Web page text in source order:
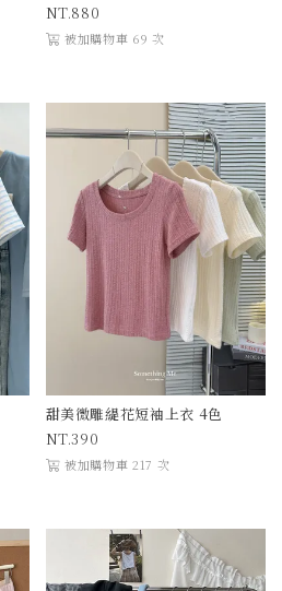
880
被加購物車 69 次
甜美微雕緹花短袖上衣 4色
390
被加購物車 217 次